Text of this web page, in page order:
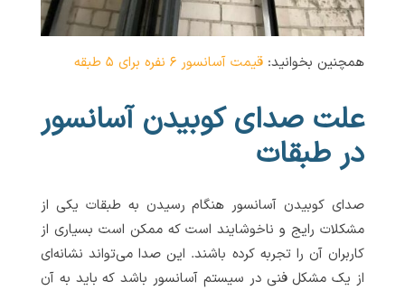
همچنین بخوانید: قیمت آسانسور ۶ نفره برای ۵ طبقه
علت صدای کوبیدن آسانسور
در طبقات
صدای کوبیدن آسانسور هنگام رسیدن به طبقات یکی از
مشکلات رایج و ناخوشایند است که ممکن است بسیاری از
کاربران آن را تجربه کرده باشند. این صدا می‌تواند نشانه‌ای
از یک مشکل فنی در سیستم آسانسور باشد که باید به آن